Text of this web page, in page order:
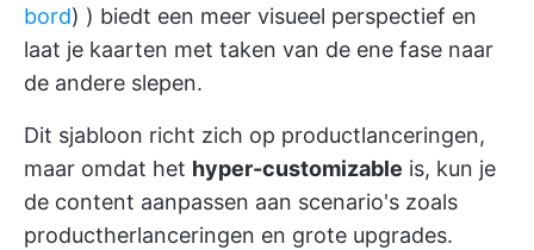
bord) ) biedt een meer visueel perspectief en
laat je kaarten met taken van de ene fase naar
de andere slepen.
Dit sjabloon richt zich op productlanceringen,
maar omdat het hyper-customizable is, kun je
de content aanpassen aan scenario's zoals
productherlanceringen en grote upgrades.